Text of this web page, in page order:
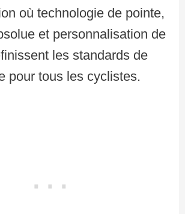
où technologie de pointe,
et personnalisation de
les standards de
pour tous les cyclistes.